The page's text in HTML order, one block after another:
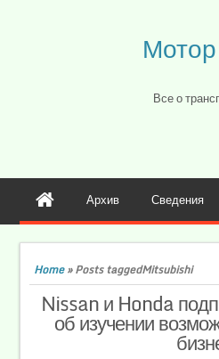
Все о
Архив Сведения
Home»Posts taggedMitsubishi
Nissan и Honda
об изучении